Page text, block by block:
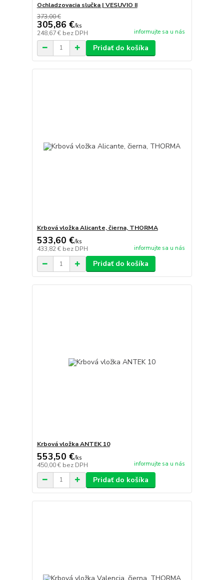
Ochladzovacia slučka | VESUVIO II
373,00 €
305,86 €/ks
248,67 € bez DPH informujte sa u nás
Pridať do košíka
Krbová vložka Alicante, čierna, THORMA
533,60 €/ks
433,82 € bez DPH informujte sa u nás
Pridať do košíka
Krbová vložka ANTEK 10
553,50 €/ks
450,00 € bez DPH informujte sa u nás
Pridať do košíka